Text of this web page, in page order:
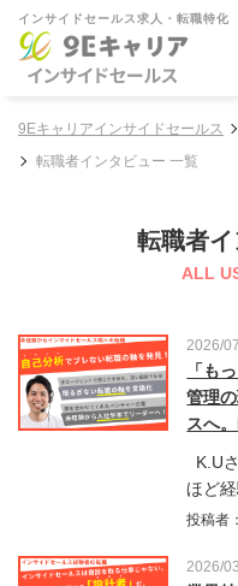
インサイドセールス求人・転職特化
9Eキャリアインサイドセールス
転職者インタビュー 一覧
転職者
ALL
2026/
「も
管理
スへ
K.U
ほど
投稿者
2026/